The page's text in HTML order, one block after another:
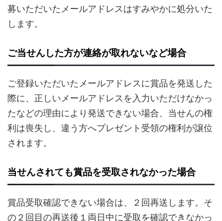
募いただいたメールアドレスはすみやかに処分いた
します。
ご当せんした方が連絡が取れないなど場合
ご登録いただいたメールアドレスに賞品を発送した
際に、正しいメールアドレスを入力いただけなかっ
たなどの理由により発送できない場合、当せんの権
利は喪失し、違う方へプレゼント受領の権利が譲位
されます。
当せんされても賞品を受取されなかった場合
賞品受取確認できない場合は、２回再送します。そ
の２回目の再送後１両日中に受取を確認できなかっ